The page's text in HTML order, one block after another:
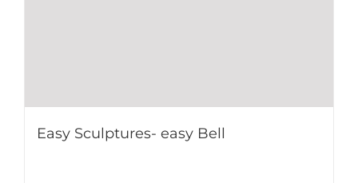
Easy Sculptures- easy Bell